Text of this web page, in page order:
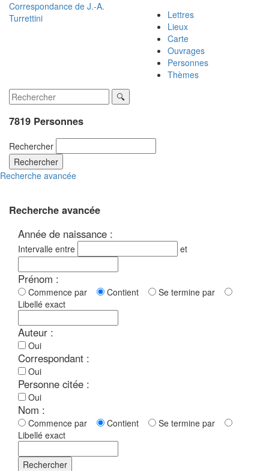
Correspondance de J.-A.
Turrettini
Lettres
Lieux
Carte
Ouvrages
Personnes
Thèmes
7819 Personnes
Rechercher
Rechercher
Recherche avancée
Recherche avancée
Année de naissance :
Intervalle entre et
Prénom :
Commence par Contient
Se termine par
Libellé exact
Auteur :
Oui
Correspondant :
Oui
Personne citée :
Oui
Nom :
Commence par Contient
Se termine par
Libellé exact
Rechercher